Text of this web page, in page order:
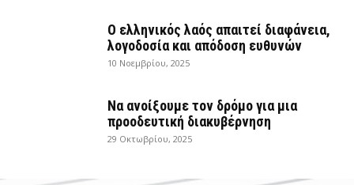
Ο ελληνικός λαός απαιτεί διαφάνεια,
λογοδοσία και απόδοση ευθυνών
10 Νοεμβρίου, 2025
Να ανοίξουμε τον δρόμο για μια
προοδευτική διακυβέρνηση
29 Οκτωβρίου, 2025